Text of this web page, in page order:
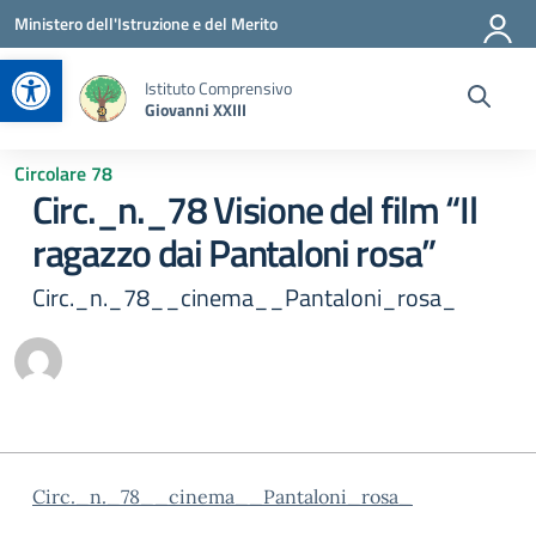
Apri la barra degli strumenti
Vai ai contenuti
Vai al menu di navigazione
Vai al footer
Ministero dell'Istruzione e del Merito
Istituto Comprensivo
Giovanni XXIII
Circolare 78
Circ._n._78 Visione del film “Il
ragazzo dai Pantaloni rosa”
Circ._n._78__cinema__Pantaloni_rosa_
Circ._n._78__cinema__Pantaloni_rosa_